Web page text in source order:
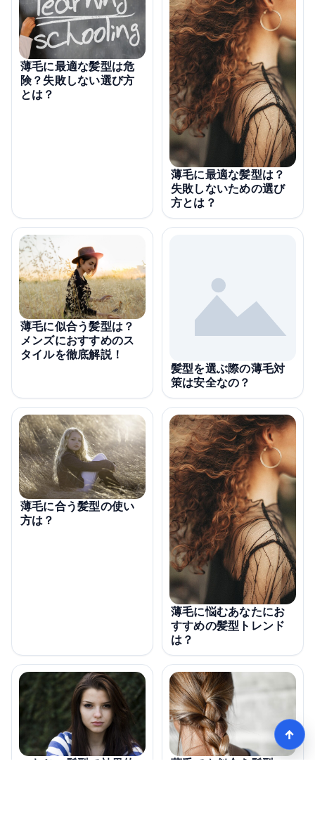
薄毛に最適な髪型は危
険？失敗しない選び方
とは？
薄毛に最適な髪型は？
失敗しないための選び
方とは？
薄毛に似合う髪型は？
メンズにおすすめのス
タイルを徹底解説！
髪型を選ぶ際の薄毛対
策は安全なの？
薄毛に合う髪型の使い
方は？
薄毛に悩むあなたにお
すすめの髪型トレンド
は？
つむじの髪型で効果的
薄毛でも似合う髪型の
↑